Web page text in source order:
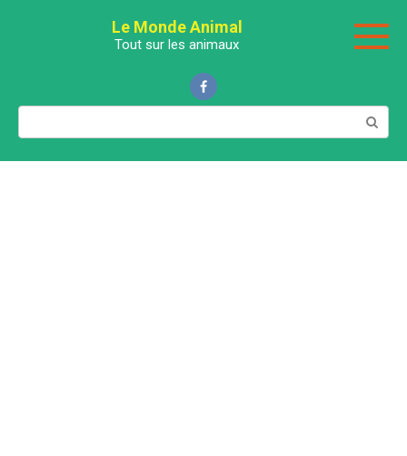
Le Monde Animal
Tout sur les animaux
Поиск: